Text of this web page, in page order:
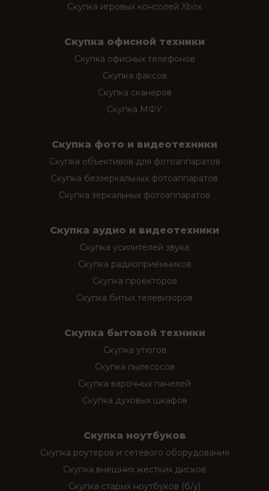
Скупка игровых консолей Xbox
Скупка офисной техники
Скупка офисных телефонов
Скупка факсов
Скупка сканеров
Скупка МФУ
Скупка фото и видеотехники
Скупка объективов для фотоаппаратов
Скупка беззеркальных фотоаппаратов
Скупка зеркальных фотоаппаратов
Скупка аудио и видеотехники
Скупка усилителей звука
Скупка радиоприёмников
Скупка проекторов
Скупка битых телевизоров
Скупка бытовой техники
Скупка утюгов
Скупка пылесосов
Скупка варочных панелей
Скупка духовых шкафов
Скупка ноутбуков
Скупка роутеров и сетевого оборудования
Скупка внешних жестких дисков
Скупка старых ноутбуков (б/у)